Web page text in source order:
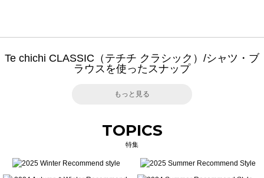
Te chichi CLASSIC（テチチ クラシック）/シャツ・ブ
ラウスを使ったスナップ
もっと見る
TOPICS
特集